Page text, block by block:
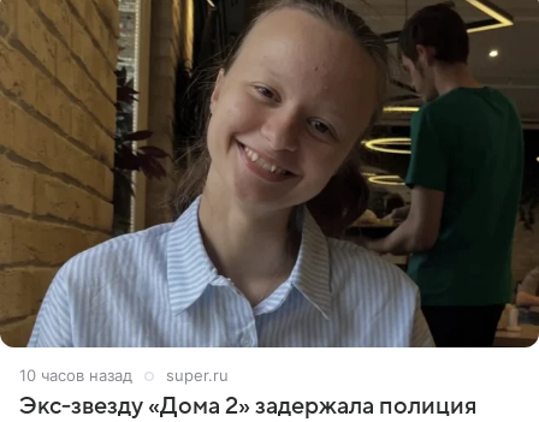
10 часов назад super.ru
Экс‑звезду «Дома 2» задержала полиция